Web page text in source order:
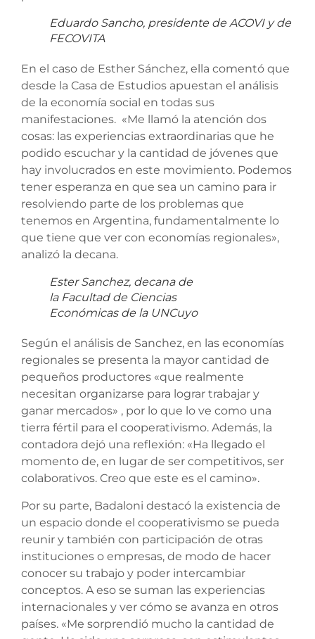
Eduardo Sancho, presidente de ACOVI y de
FECOVITA
En el caso de Esther Sánchez, ella comentó que
desde la Casa de Estudios apuestan el análisis
de la economía social en todas sus
manifestaciones. «Me llamó la atención dos
cosas: las experiencias extraordinarias que he
podido escuchar y la cantidad de jóvenes que
hay involucrados en este movimiento. Podemos
tener esperanza en que sea un camino para ir
resolviendo parte de los problemas que
tenemos en Argentina, fundamentalmente lo
que tiene que ver con economías regionales»,
analizó la decana.
Ester Sanchez, decana de
la Facultad de Ciencias
Económicas de la UNCuyo
Según el análisis de Sanchez, en las economías
regionales se presenta la mayor cantidad de
pequeños productores «que realmente
necesitan organizarse para lograr trabajar y
ganar mercados» , por lo que lo ve como una
tierra fértil para el cooperativismo. Además, la
contadora dejó una reflexión: «Ha llegado el
momento de, en lugar de ser competitivos, ser
colaborativos. Creo que este es el camino».
Por su parte, Badaloni destacó la existencia de
un espacio donde el cooperativismo se pueda
reunir y también con participación de otras
instituciones o empresas, de modo de hacer
conocer su trabajo y poder intercambiar
conceptos. A eso se suman las experiencias
internacionales y ver cómo se avanza en otros
países. «Me sorprendió mucho la cantidad de